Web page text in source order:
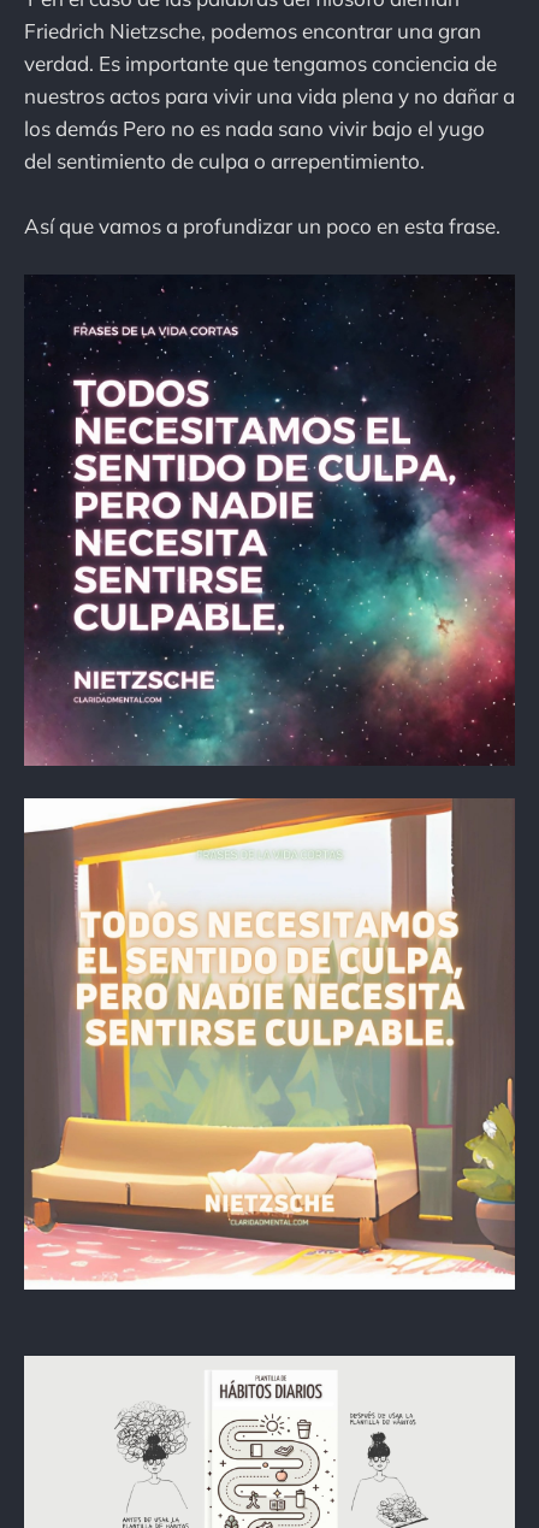
Friedrich Nietzsche, podemos encontrar una gran
verdad. Es importante que tengamos conciencia de
nuestros actos para vivir una vida plena y no dañar a
los demás Pero no es nada sano vivir bajo el yugo
del sentimiento de culpa o arrepentimiento.
Así que vamos a profundizar un poco en esta frase.